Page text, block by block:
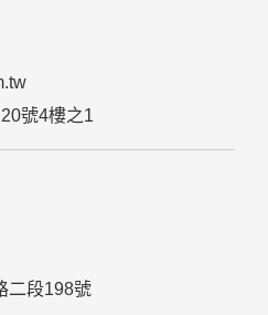
。但該連結網站不適用本網站
該連結網站中的隱私權保護政
政策
或出售任何您的個人資料給其
務機關，但有法律依據或合約義
號4樓之1
二段198號